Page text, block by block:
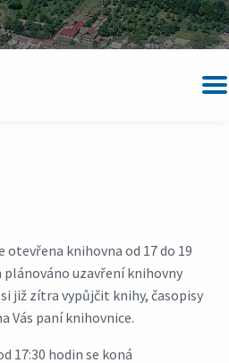
otevřena knihovna od 17 do 19
uzavření knihovny
již zítra vypůjčit knihy, časopisy
Vás paní knihovnice.
17:30 hodin se koná